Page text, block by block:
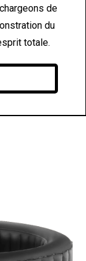
de
du
totale.